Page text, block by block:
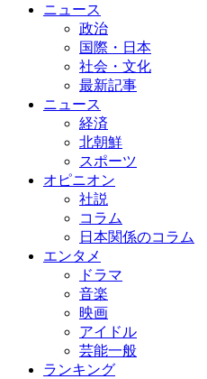
ニュース
政治
国際・日本
社会・文化
最新記事
ニュース
経済
北朝鮮
スポーツ
オピニオン
社説
コラム
日本関係のコラム
エンタメ
ドラマ
音楽
映画
アイドル
芸能一般
ランキング